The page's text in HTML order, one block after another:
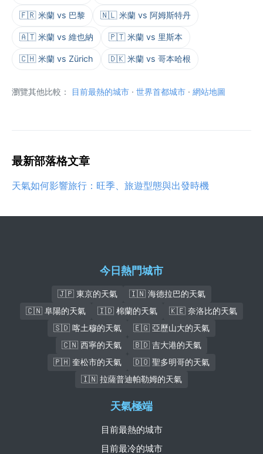
🇫🇷 米蘭 vs 巴黎 🇳🇱 米蘭 vs 阿姆斯特丹
🇦🇹 米蘭 vs 維也納 🇵🇹 米蘭 vs 里斯本
🇨🇭 米蘭 vs Zürich 🇩🇰 米蘭 vs 哥本哈根
瀏覽其他比較： 目前最熱的城市 · 世界首都城市 · 網站地圖
最新部落格文章
天氣如何影響旅行：旺季、旅遊型態與出發時機
今日熱門城市
🇯🇵 東京的天氣
🇮🇳 海德拉巴的天氣
🇨🇳 阜陽的天氣
🇮🇩 棉蘭的天氣
🇰🇪 奈洛比的天氣
🇸🇩 喀土穆的天氣
🇪🇬 亞歷山大的天氣
🇨🇳 西寧的天氣
🇧🇩 吉大港的天氣
🇵🇭 奎松市的天氣
🇩🇴 聖多明哥的天氣
🇮🇳 拉薩普迪帕勒姆的天氣
天氣極端
目前最熱的城市
目前最冷的城市